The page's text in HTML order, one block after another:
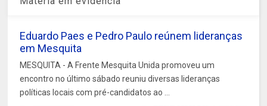
Eduardo Paes e Pedro Paulo reúnem lideranças
em Mesquita
MESQUITA - A Frente Mesquita Unida promoveu um
encontro no último sábado reuniu diversas lideranças
políticas locais com pré-candidatos ao ...